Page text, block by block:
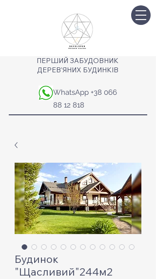
ПЕРШИЙ ЗАБУДОВНИК
ДЕРЕВ'ЯНИХ БУДИНКІВ
WhatsApp +38 066
88 12 818
Будинок
"Щасливий"244м2